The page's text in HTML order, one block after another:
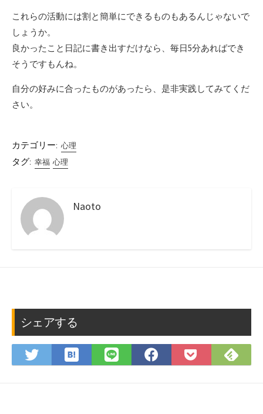
これらの活動には割と簡単にできるものもあるんじゃないで
しょうか。
良かったこと日記に書き出すだけなら、毎日5分あればでき
そうですもんね。
自分の好みに合ったものがあったら、是非実践してみてくだ
さい。
カテゴリー: 心理
タグ: 幸福 心理
Naoto
シェアする
Twitter
で
は
て
LINE
で
Facebook
で
Pocket
に
で